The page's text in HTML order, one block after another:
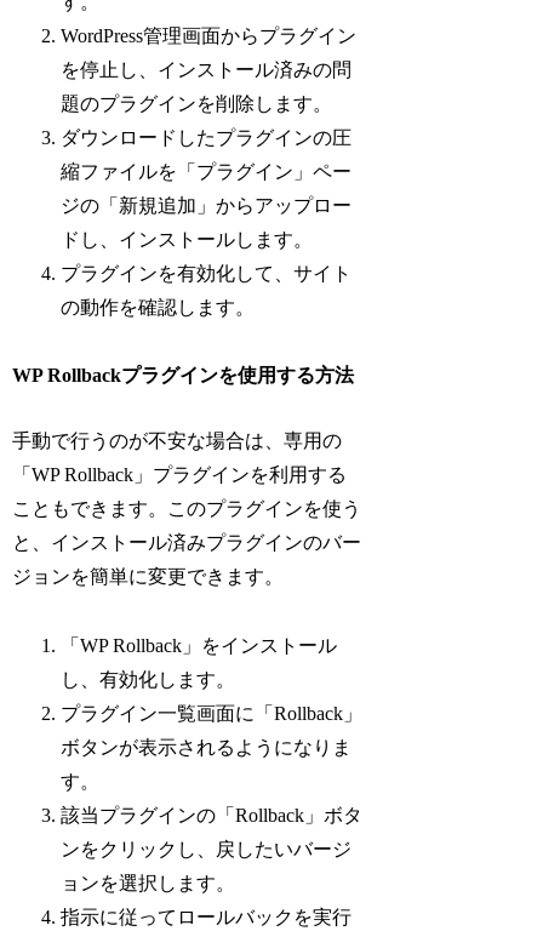
WordPress管理画面からプラグイン
を停止し、インストール済みの問
題のプラグインを削除します。
ダウンロードしたプラグインの圧
縮ファイルを「プラグイン」ペー
ジの「新規追加」からアップロー
ドし、インストールします。
プラグインを有効化して、サイト
の動作を確認します。
WP Rollbackプラグインを使用する方法
手動で行うのが不安な場合は、専用の
「WP Rollback」プラグインを利用する
こともできます。このプラグインを使う
と、インストール済みプラグインのバー
ジョンを簡単に変更できます。
「WP Rollback」をインストール
し、有効化します。
プラグイン一覧画面に「Rollback」
ボタンが表示されるようになりま
す。
該当プラグインの「Rollback」ボタ
ンをクリックし、戻したいバージ
ョンを選択します。
指示に従ってロールバックを実行